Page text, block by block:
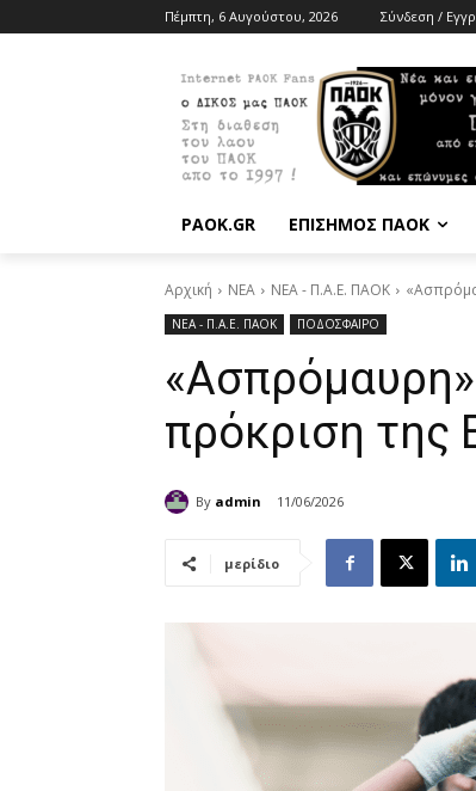
Πέμπτη, 6 Αυγούστου, 2026 Σύνδεση /
PAOK.GR ΕΠΙΣΗΜΟΣ ΠΑΟΚ
Αρχική ΝΕΑ ΝΕΑ - Π.Α.Ε. ΠΑΟΚ
ΝΕΑ - Π.Α.Ε. ΠΑΟΚ ΠΟΔΟΣΦΑΙΡΟ
πρόκριση της
By admin 11/06/2026
μερίδιο